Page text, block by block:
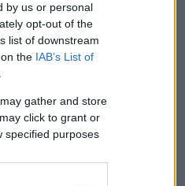
by us or personal
opt-out of the
list of downstream
the IAB’s List of
gather and store
click to grant or
specified purposes